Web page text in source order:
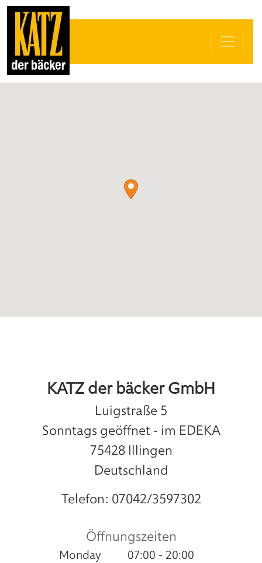
KATZ der bäcker GmbH
Luigstraße 5
Sonntags geöffnet - im EDEKA
75428 Illingen
Deutschland
Telefon: 07042/3597302
Öffnungszeiten
Monday
07:00 - 20:00